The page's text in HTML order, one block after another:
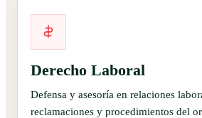
Derecho Laboral
Defensa y asesoría en relaciones
reclamaciones y procedimientos del